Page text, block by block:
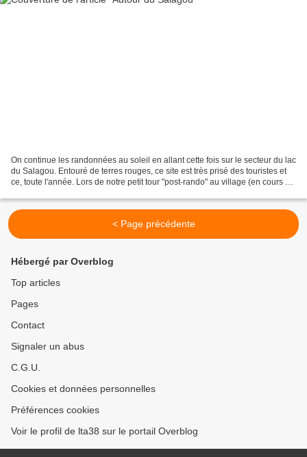
On continue les randonnées au soleil en allant cette fois sur le secteur du lac
du Salagou. Entouré de terres rouges, ce site est très prisé des touristes et
ce, toute l'année. Lors de notre petit tour "post-rando" au village (en cours de
< Page précédente
Hébergé par Overblog
Top articles
Pages
Contact
Signaler un abus
C.G.U.
Cookies et données personnelles
Préférences cookies
Voir le profil de lta38 sur le portail Overblog